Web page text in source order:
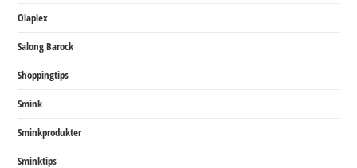
Olaplex
Salong Barock
Shoppingtips
Smink
Sminkprodukter
Sminktips